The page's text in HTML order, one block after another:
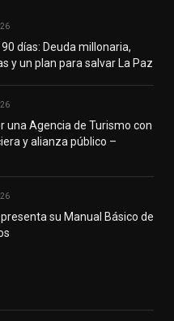
días: Deuda millonaria,
y un plan para salvar La Paz
una Agencia de Turismo con
y alianza público –
su Manual Básico de